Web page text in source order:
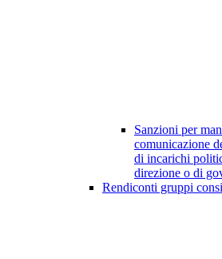
Sanzioni per
comunicazione
di incarichi
direzione o di
Rendiconti gruppi